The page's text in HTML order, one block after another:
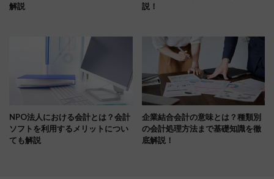
解説
説！
NPO法人における会計とは？会計
ソフトを利用するメリットについ
ても解説
企業結合会計の意味とは？種類別
の会計処理方法まで基礎知識を徹
底解説！